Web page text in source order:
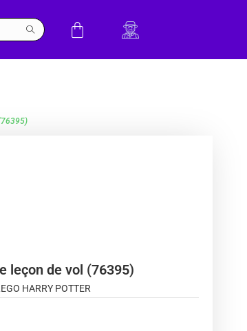
leçon de vol (76395)
HARRY POTTER